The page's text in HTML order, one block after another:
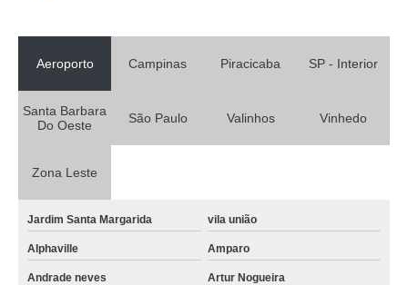
Aeroporto Campinas Piracicaba SP - Interior
Santa Barbara
Do Oeste
São Paulo Valinhos Vinhedo
Zona Leste
Jardim Santa Margarida vila união
Alphaville Amparo
Andrade neves Artur Nogueira